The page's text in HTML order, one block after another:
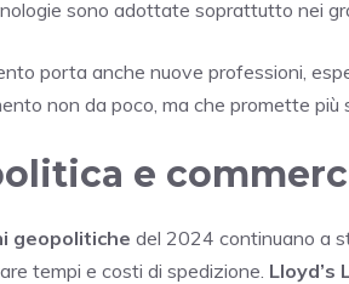
sono adottate soprattutto nei
porta anche nuove professioni,
non da poco, ma che promette più
e
geopolitiche del 2024 continuano a
tempi e costi di spedizione. Lloyd’s